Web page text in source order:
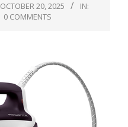
OCTOBER 20, 2025
IN:
0 COMMENTS